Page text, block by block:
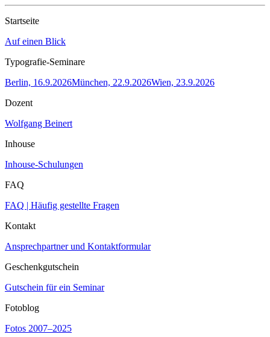
Startseite
Auf einen Blick
Typografie-Seminare
Berlin, 16.9.2026München, 22.9.2026Wien, 23.9.2026
Dozent
Wolfgang Beinert
Inhouse
Inhouse-Schulungen
FAQ
FAQ | Häufig gestellte Fragen
Kontakt
Ansprechpartner und Kontaktformular
Geschenkgutschein
Gutschein für ein Seminar
Fotoblog
Fotos 2007–2025